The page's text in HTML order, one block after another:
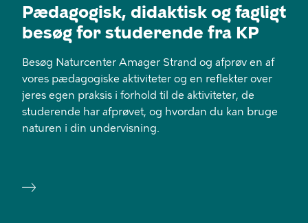
Pædagogisk, didaktisk og fagligt
besøg for studerende fra KP
Besøg Naturcenter Amager Strand og afprøv en af
vores pædagogiske aktiviteter og en reflekter over
jeres egen praksis i forhold til de aktiviteter, de
studerende har afprøvet, og hvordan du kan bruge
naturen i din undervisning.